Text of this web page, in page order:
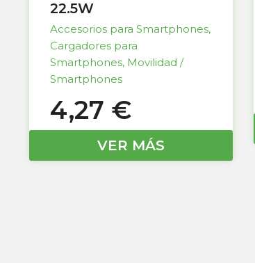
22.5W
Accesorios para Smartphones,
Cargadores para
Smartphones, Movilidad /
Smartphones
4,27 €
VER MÁS